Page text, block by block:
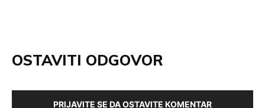
OSTAVITI ODGOVOR
PRIJAVITE SE DA OSTAVITE KOMENTAR